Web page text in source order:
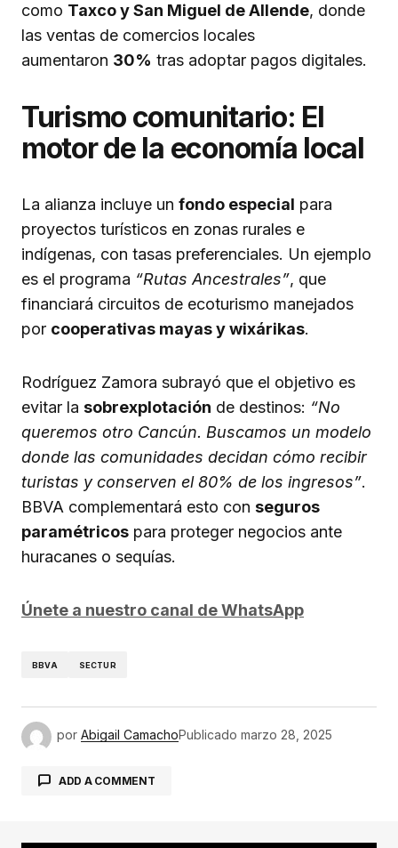
como Taxco y San Miguel de Allende, donde
las ventas de comercios locales
aumentaron 30% tras adoptar pagos digitales.
Turismo comunitario: El
motor de la economía local
La alianza incluye un fondo especial para
proyectos turísticos en zonas rurales e
indígenas, con tasas preferenciales. Un ejemplo
es el programa “Rutas Ancestrales”, que
financiará circuitos de ecoturismo manejados
por cooperativas mayas y wixárikas.
Rodríguez Zamora subrayó que el objetivo es
evitar la sobrexplotación de destinos: “No
queremos otro Cancún. Buscamos un modelo
donde las comunidades decidan cómo recibir
turistas y conserven el 80% de los ingresos”.
BBVA complementará esto con seguros
paramétricos para proteger negocios ante
huracanes o sequías.
Únete a nuestro canal de WhatsApp
BBVA SECTUR
por Abigail CamachoPublicado marzo 28, 2025
ADD A COMMENT